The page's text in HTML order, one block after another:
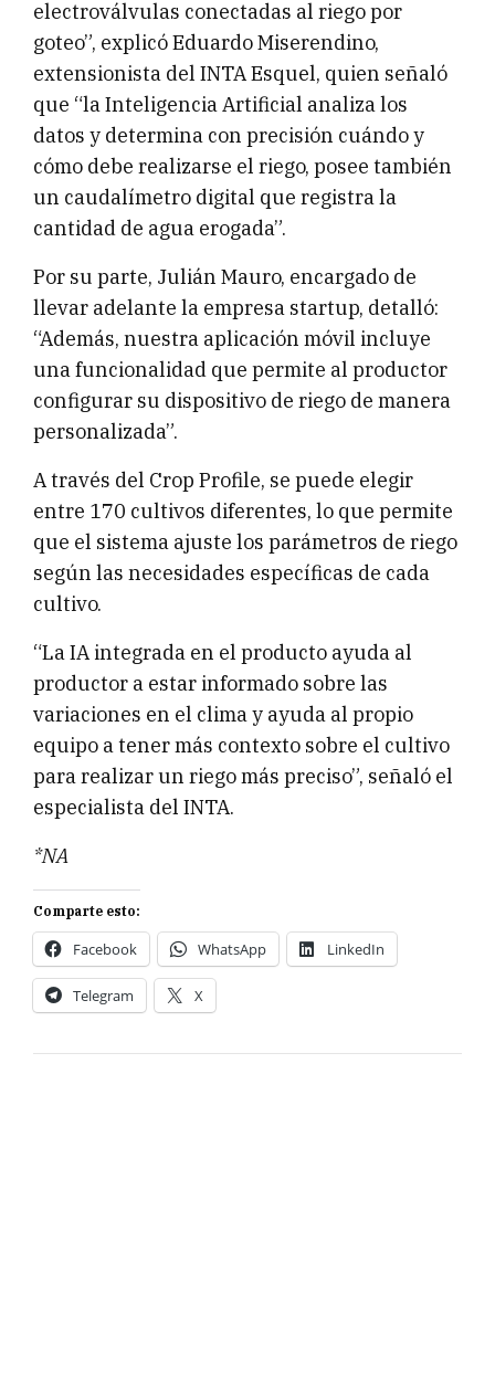
electroválvulas conectadas al riego por
goteo”, explicó Eduardo Miserendino,
extensionista del INTA Esquel, quien señaló
que “la Inteligencia Artificial analiza los
datos y determina con precisión cuándo y
cómo debe realizarse el riego, posee también
un caudalímetro digital que registra la
cantidad de agua erogada”.
Por su parte, Julián Mauro, encargado de
llevar adelante la empresa startup, detalló:
“Además, nuestra aplicación móvil incluye
una funcionalidad que permite al productor
configurar su dispositivo de riego de manera
personalizada”.
A través del Crop Profile, se puede elegir
entre 170 cultivos diferentes, lo que permite
que el sistema ajuste los parámetros de riego
según las necesidades específicas de cada
cultivo.
“La IA integrada en el producto ayuda al
productor a estar informado sobre las
variaciones en el clima y ayuda al propio
equipo a tener más contexto sobre el cultivo
para realizar un riego más preciso”, señaló el
especialista del INTA.
*NA
Comparte esto:
Facebook WhatsApp LinkedIn
Telegram X